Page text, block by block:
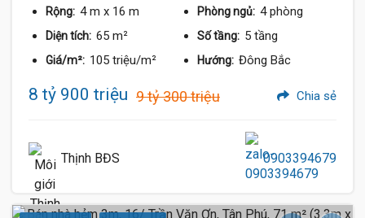
Rộng: 4 m x 16 m Phòng ngủ: 4 phòng
Diện tích: 65 m² Số tầng: 5 tầng
Giá/m²: 105 triệu/m² Hướng: Đông Bắc
8 tỷ 900 triệu 9 tỷ 300 triệu Chia sẻ
Thịnh BĐS 0903394679